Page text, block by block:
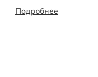
Подробнее